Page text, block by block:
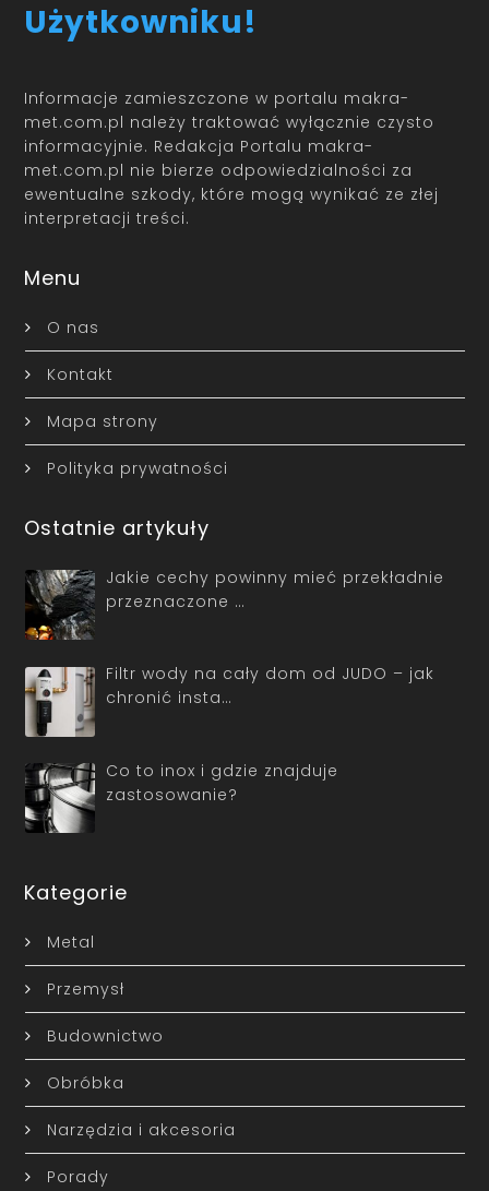
Użytkowniku!
Informacje zamieszczone w portalu makra-
met.com.pl należy traktować wyłącznie czysto
informacyjnie. Redakcja Portalu makra-
met.com.pl nie bierze odpowiedzialności za
ewentualne szkody, które mogą wynikać ze złej
interpretacji treści.
Menu
O nas
Kontakt
Mapa strony
Polityka prywatności
Ostatnie artykuły
Jakie cechy powinny mieć przekładnie
przeznaczone …
Filtr wody na cały dom od JUDO – jak
chronić insta…
Co to inox i gdzie znajduje
zastosowanie?
Kategorie
Metal
Przemysł
Budownictwo
Obróbka
Narzędzia i akcesoria
Porady